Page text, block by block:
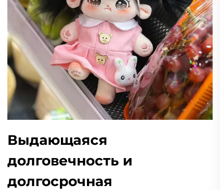
Выдающаяся
долговечность и
долгосрочная